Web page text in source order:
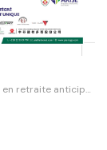
par Olimpia Asuncia